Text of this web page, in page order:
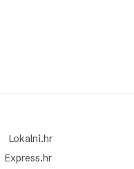
Lokalni.hr
Express.hr